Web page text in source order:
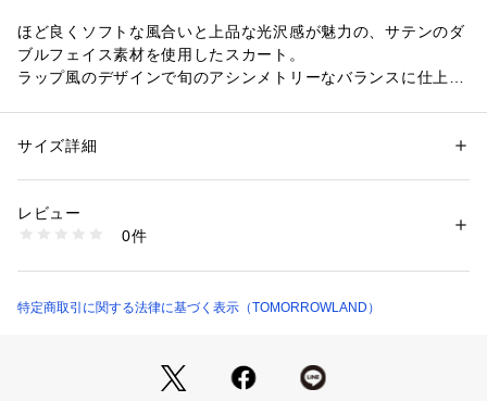
ほど良くソフトな風合いと上品な光沢感が魅力の、サテンのダ
ブルフェイス素材を使用したスカート。
ラップ風のデザインで旬のアシンメトリーなバランスに仕上げ
ミディ丈がクラシカルな印象の一着。
く活躍してくれます。
フェミニンなピンクとシックなネイビーの2色展開。
商品番号:11050105001
性別：レディース
素材：トリアセテート65％　ポリエステル35％　裏地：キュプラ
洗濯：洗濯不可、漂白不可、タンブル乾燥不可、アイロン仕上げ可、ドラ
イ可、ウエットクリーニング不可
商品番号：1095000000611 （モール）
サイズ詳細
レビュー
0件
特定商取引に関する法律に基づく表示（TOMORROWLAND）